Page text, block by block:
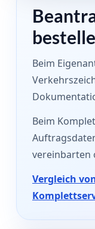
Beim
Beim
vereinbarten
Vergleich